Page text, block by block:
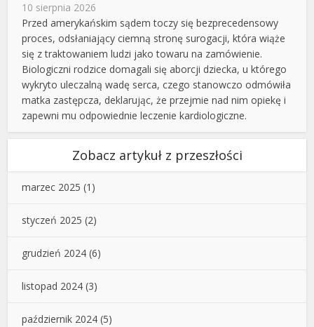
10 sierpnia 2026
Przed amerykańskim sądem toczy się bezprecedensowy
proces, odsłaniający ciemną stronę surogacji, która wiąże
się z traktowaniem ludzi jako towaru na zamówienie.
Biologiczni rodzice domagali się aborcji dziecka, u którego
wykryto uleczalną wadę serca, czego stanowczo odmówiła
matka zastępcza, deklarując, że przejmie nad nim opiekę i
zapewni mu odpowiednie leczenie kardiologiczne.
Zobacz artykuł z przeszłości
marzec 2025 (1)
styczeń 2025 (2)
grudzień 2024 (6)
listopad 2024 (3)
październik 2024 (5)